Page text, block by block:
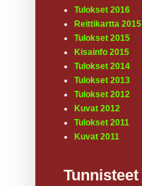
Tulokset 2016
Reittikartta 2015
Tulokset 2015
Kisainfo 2015
Tulokset 2014
Tulokset 2013
Tulokset 2012
Kuvat 2012
Tulokset 2011
Kuvat 2011
Tunnisteet